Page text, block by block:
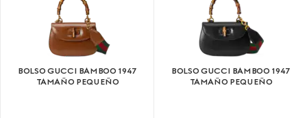
BOLSO GUCCI BAMBOO 1947
TAMAÑO PEQUEÑO
BOLSO GUCCI BAMBOO 1947
TAMAÑO PEQUEÑO